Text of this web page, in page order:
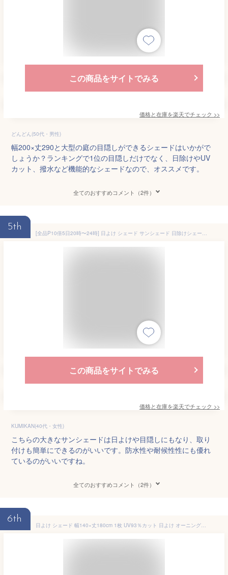
この商品をサイトでみる
価格と在庫を楽天でチェック >>
どんどん(50代・男性)
幅200×丈290と大型の庭の目隠しができるシェードはいかがで
しょうか？ランキングで1位の目隠しだけでなく、日除けやUV
カット、撥水など機能的なシェードなので、オススメです。
全てのおすすめコメント（2件）
5th
[全品P10倍5日20時〜24時] 日よけ シェード サンシェード 日除けシェード 無地 幅約185×丈270cm [ タープ 庭 バルコニー 日除け ベランダ 大きい 大型 窓 車 目隠し 遮熱 断熱 ウッドデッキ ブラウン ベージュ MKSS 既製 ] 《即日出荷》 C-F-1
この商品をサイトでみる
価格と在庫を楽天でチェック >>
KUMIKAN(40代・女性)
こちらの大きなサンシェードは日よけや目隠しにもなり、取り
付けも簡単にできるのがいいです。防水性や耐候性性にも優れ
ているのがいいですね。
全てのおすすめコメント（2件）
6th
日よけ シェード 幅140×丈180cm 1枚 UV93％カット 日よけ オーニング撥水 UVカット 紫外線 遮光 取付ヒモ付属 日除け 雨よけ バルコニー サンシェード テント 洋風たてす あす楽 ベランダ 韓国インテリア モダン 送料無料